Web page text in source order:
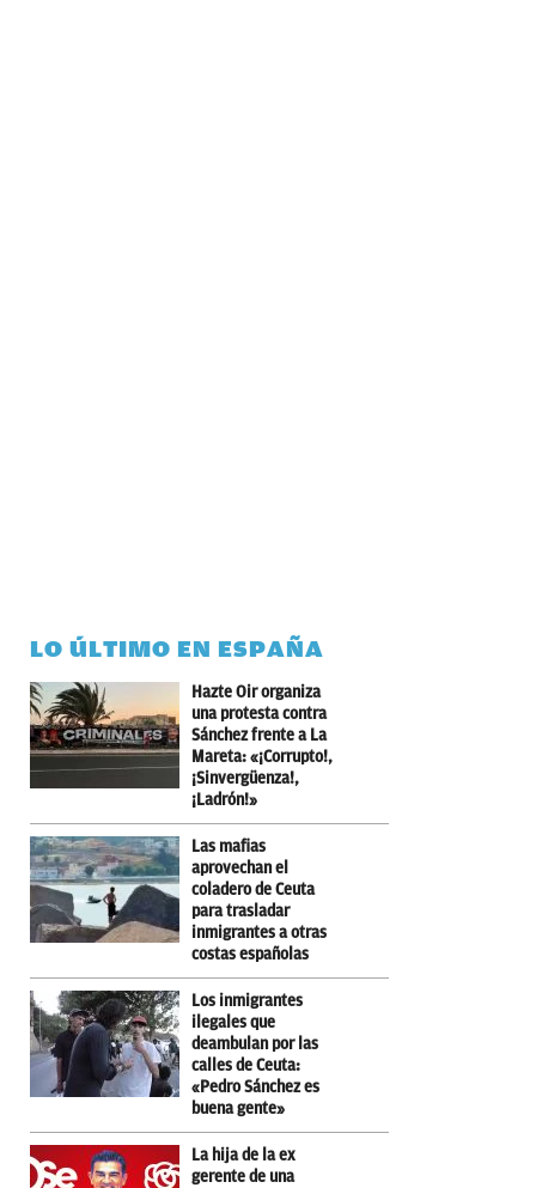
LO ÚLTIMO EN ESPAÑA
Hazte Oir organiza
una protesta contra
Sánchez frente a La
Mareta: «¡Corrupto!,
¡Sinvergüenza!,
¡Ladrón!»
Las mafias
aprovechan el
coladero de Ceuta
para trasladar
inmigrantes a otras
costas españolas
Los inmigrantes
ilegales que
deambulan por las
calles de Ceuta:
«Pedro Sánchez es
buena gente»
La hija de la ex
gerente de una